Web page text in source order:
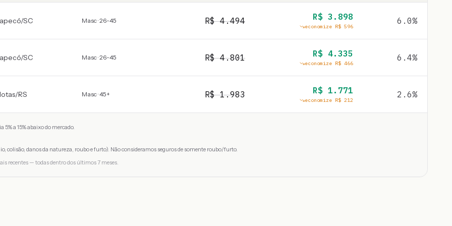
/SC Masc · 26-45 R$4.494 R$ 3.898
economize R$ 596
6.0%
/SC Masc · 26-45 R$4.801 R$ 4.335
economize R$ 466
6.4%
/RS Masc · 45+ R$1.983 R$ 1.771
economize R$ 212
2.6%
a 15% abaixo do mercado.
colisão, danos da natureza, roubo e furto). Não consideramos seguros de somente roubo/furto.
recentes — todas dentro dos últimos 7 meses.